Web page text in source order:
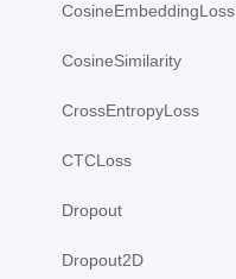
CosineEmbeddingLoss
CosineSimilarity
CrossEntropyLoss
CTCLoss
Dropout
Dropout2D